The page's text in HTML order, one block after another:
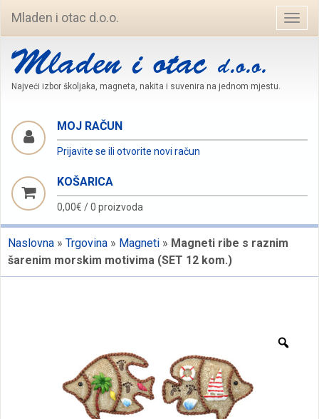
Mladen i otac d.o.o.
Najveći izbor školjaka, magneta, nakita i suvenira na jednom mjestu.
MOJ RAČUN
Prijavite se ili otvorite novi račun
KOŠARICA
0,00€ /0 proizvoda
Naslovna » Trgovina » Magneti » Magneti ribe s raznim
šarenim morskim motivima (SET 12 kom.)